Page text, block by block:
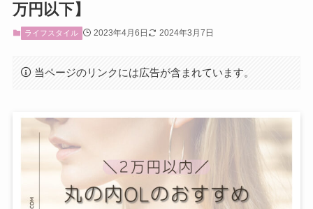
万円以下】
ライフスタイル 2023年4月6日 2024年3月7日
当ページのリンクには広告が含まれています。